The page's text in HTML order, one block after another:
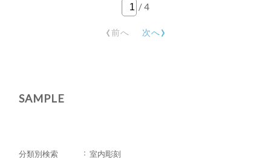
/4
‹前へ 次へ›
SAMPLE
分類別検索
室内彫刻